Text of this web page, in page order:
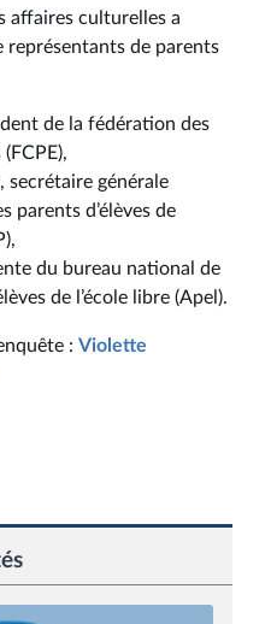
affaires culturelles a
représentants de parents
de la fédération des
, secrétaire générale
parents d’élèves de
du bureau national de
de l’école libre (Apel).
: Violette